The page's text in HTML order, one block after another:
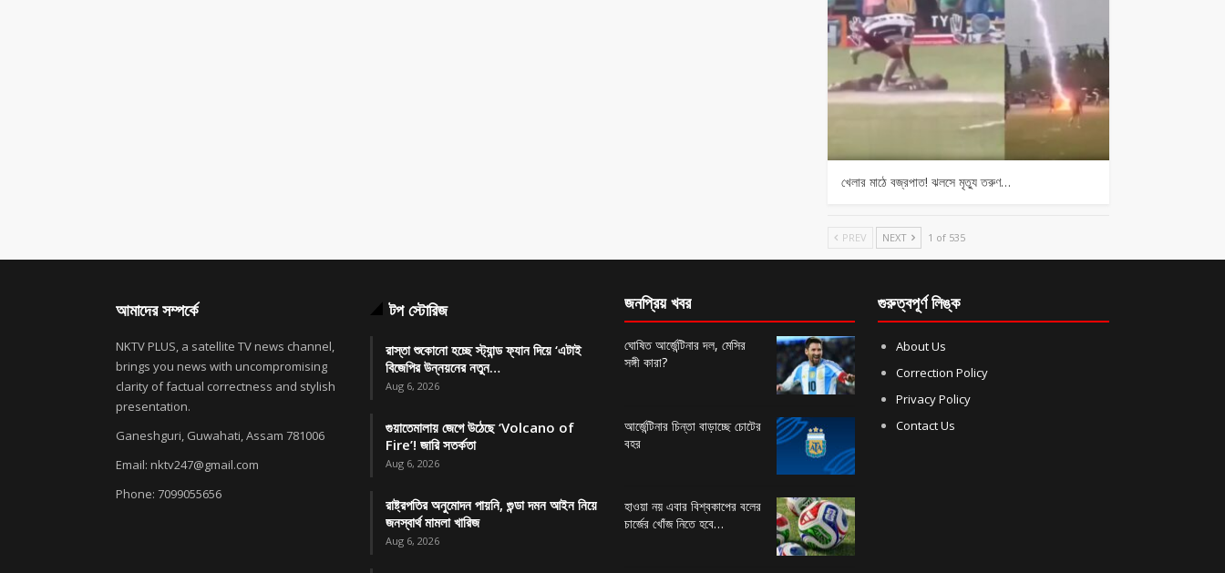
খেলার মাঠে বজ্রপাত! ঝলসে মৃত্যু তরুণ…
PREV NEXT 1 of 535
আমাদের সম্পর্কে
NKTV PLUS, a satellite TV news channel,
brings you news with uncompromising
clarity of factual correctness and stylish
presentation.
Ganeshguri, Guwahati, Assam 781006
Email: nktv247@gmail.com
Phone: 7099055656
টপ স্টোরিজ
রাস্তা শুকোনো হচ্ছে স্ট্যান্ড ফ্যান দিয়ে ‘এটাই
বিজেপির উন্নয়নের নতুন…
Aug 6, 2026
গুয়াতেমালায় জেগে উঠেছে ‘Volcano of
Fire’! জারি সতর্কতা
Aug 6, 2026
রাষ্ট্রপতির অনুমোদন পায়নি, গুন্ডা দমন আইন নিয়ে
জনস্বার্থ মামলা খারিজ
Aug 6, 2026
জনপ্রিয় খবর
ঘোষিত আর্জেন্টিনার দল, মেসির
সঙ্গী কারা?
আর্জেন্টিনার চিন্তা বাড়াচ্ছে চোটের
বহর
হাওয়া নয় এবার বিশ্বকাপের বলের
চার্জের খোঁজ নিতে হবে…
গুরুত্বপূর্ণ লিঙ্ক
About Us
Correction Policy
Privacy Policy
Contact Us